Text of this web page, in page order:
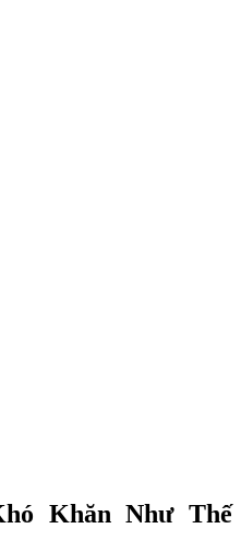
Khăn Như Thế